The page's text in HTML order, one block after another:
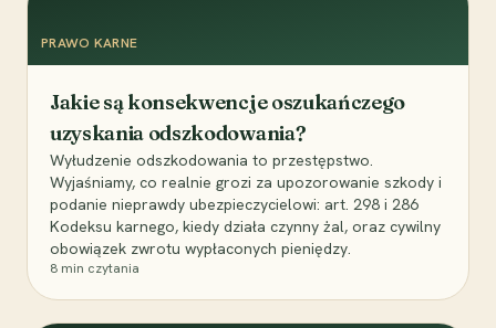
PRAWO KARNE
Jakie są konsekwencje oszukańczego
uzyskania odszkodowania?
Wyłudzenie odszkodowania to przestępstwo.
Wyjaśniamy, co realnie grozi za upozorowanie szkody i
podanie nieprawdy ubezpieczycielowi: art. 298 i 286
Kodeksu karnego, kiedy działa czynny żal, oraz cywilny
obowiązek zwrotu wypłaconych pieniędzy.
8 min czytania